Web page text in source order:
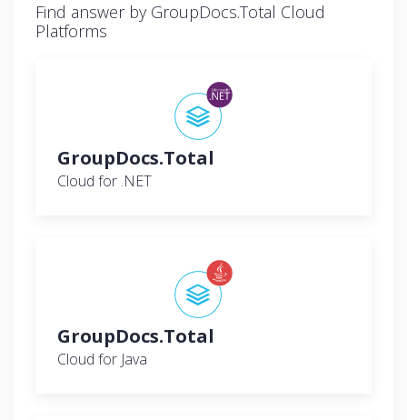
Find answer by GroupDocs.Total Cloud
Platforms
GroupDocs.Total
Cloud for .NET
GroupDocs.Total
Cloud for Java